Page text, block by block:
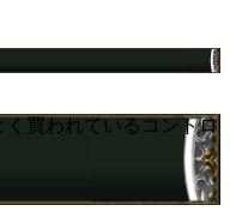
く買われているコントロ